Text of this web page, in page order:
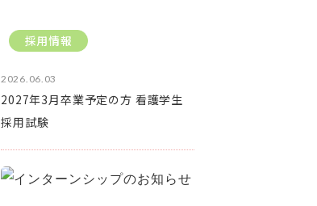
採用情報
2026.06.03
2027年3月卒業予定の方 看護学生
採用試験